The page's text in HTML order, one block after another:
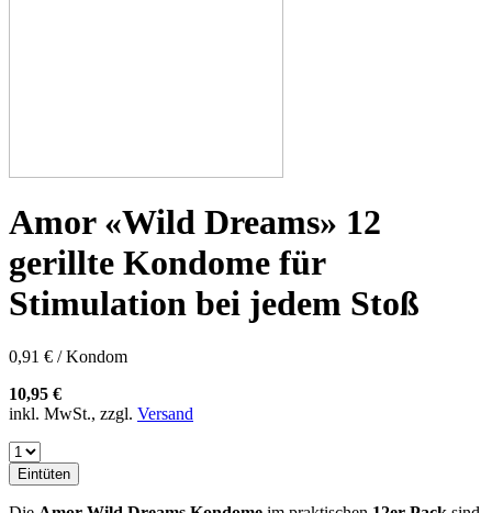
Amor «Wild Dreams» 12
gerillte Kondome für
Stimulation bei jedem Stoß
0,91 € / Kondom
10,95 €
inkl. MwSt., zzgl. Versand
Eintüten